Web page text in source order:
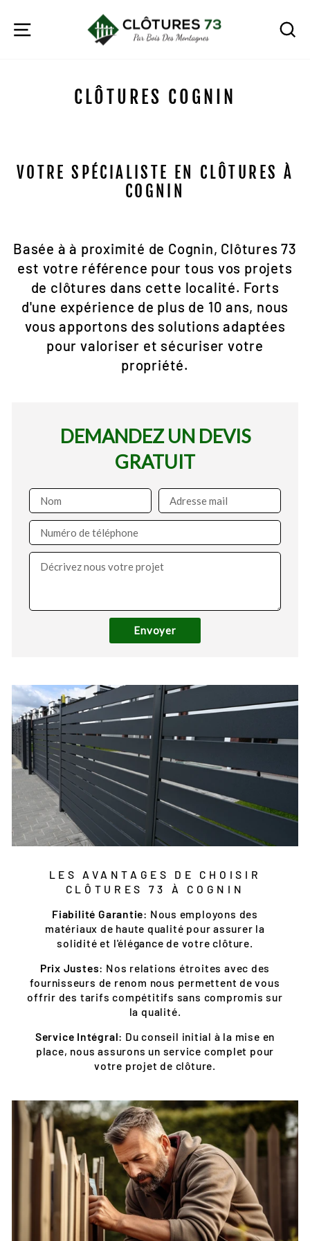
contenu
NAVIGATION
CLÔTURES COGNIN
VOTRE SPÉCIALISTE EN CLÔTURES À
COGNIN
Basée à à proximité de Cognin, Clôtures 73
est votre référence pour tous vos projets
de clôtures dans cette localité. Forts
d'une expérience de plus de 10 ans, nous
vous apportons des solutions adaptées
pour valoriser et sécuriser votre
propriété.
DEMANDEZ UN DEVIS
GRATUIT
Envoyer
LES AVANTAGES DE CHOISIR
CLÔTURES 73 À COGNIN
Fiabilité Garantie: Nous employons des
matériaux de haute qualité pour assurer la
solidité et l'élégance de votre clôture.
Prix Justes: Nos relations étroites avec des
fournisseurs de renom nous permettent de vous
offrir des tarifs compétitifs sans compromis sur
la qualité.
Service Intégral: Du conseil initial à la mise en
place, nous assurons un service complet pour
votre projet de clôture.